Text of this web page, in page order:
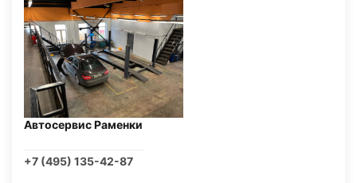
Автосервис Раменки
+7 (495) 135-42-87